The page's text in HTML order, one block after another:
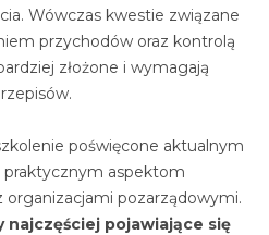
Wówczas kwestie związane
przychodów oraz kontrolą
złożone i wymagają
poświęcone aktualnym
aspektom
organizacjami pozarządowymi.
najczęściej pojawiające się